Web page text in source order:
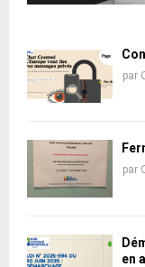
par
par
en